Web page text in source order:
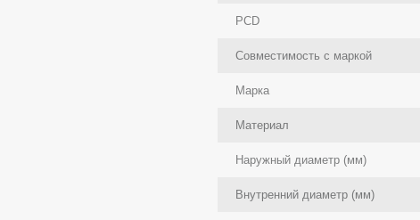
PCD
Совместимость с маркой
Марка
Материал
Наружный диаметр (мм)
Внутренний диаметр (мм)